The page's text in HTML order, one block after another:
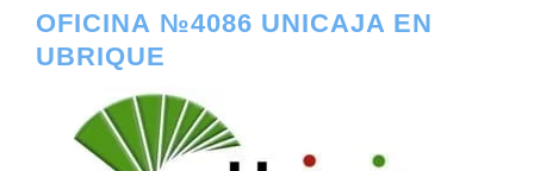
OFICINA №4086 UNICAJA EN
UBRIQUE